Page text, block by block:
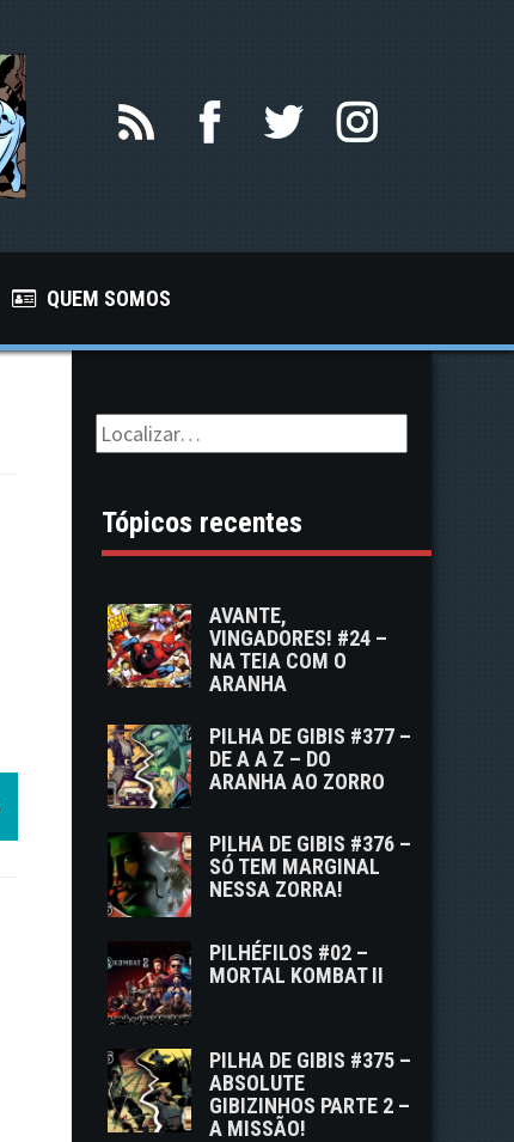
QUEM SOMOS
Tópicos recentes
AVANTE,
VINGADORES! #24 –
NA TEIA COM O
ARANHA
PILHA DE GIBIS #377 –
DE A A Z – DO
ARANHA AO ZORRO
PILHA DE GIBIS #376 –
SÓ TEM MARGINAL
NESSA ZORRA!
PILHÉFILOS #02 –
MORTAL KOMBAT II
PILHA DE GIBIS #375 –
ABSOLUTE
GIBIZINHOS PARTE 2 –
A MISSÃO!